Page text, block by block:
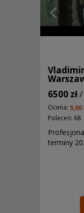
6500 zł/
Ocena: 5,00
Poleceń: 68
terminy